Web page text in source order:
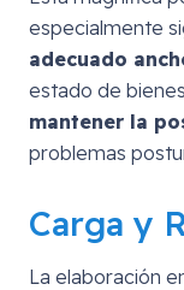
especialmente
adecuado
estado de
mantener la
problemas
Carga y
La elaboración